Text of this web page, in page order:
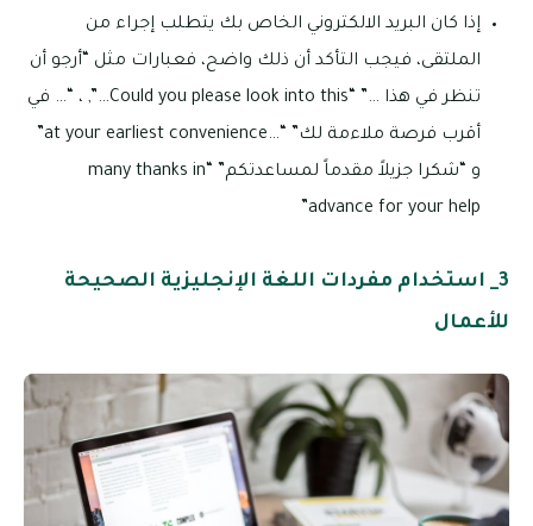
إذا كان البريد الالكتروني الخاص بك يتطلب إجراء من
الملتقى، فيجب التأكد أن ذلك واضح، فعبارات مثل “أرجو أن
تنظر في هذا …” “Could you please look into this…”, ، “… في
أقرب فرصة ملاءمة لك” “…at your earliest convenience”
و “شكرا جزيلاً مقدماً لمساعدتكم” “many thanks in
advance for your help”
3_ استخدام مفردات اللغة الإنجليزية الصحيحة
للأعمال